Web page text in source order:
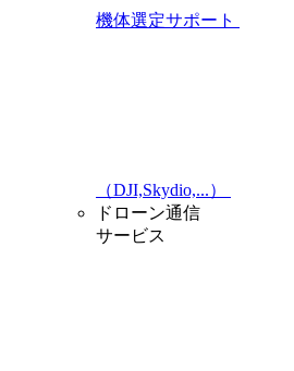
機体選定サポート
（DJI,Skydio,...）
ドローン通信
サービス